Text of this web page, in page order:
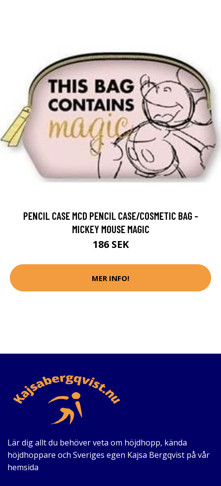
PENCIL CASE MCD PENCIL CASE/COSMETIC BAG -
MICKEY MOUSE MAGIC
186 SEK
MER INFO!
Lär dig allt du behöver veta om höjdhopp, kända
höjdhoppare och Sveriges egen Kajsa Bergqvist på vår
hemsida